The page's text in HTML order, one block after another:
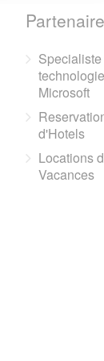
Specialiste
Microsoft
d'Hotels
Locations
Vacances